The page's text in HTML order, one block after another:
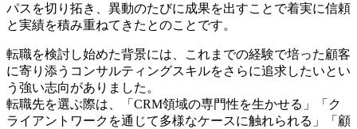
パスを切り拓き、異動のたびに成果を出すことで着実に信頼
と実績を積み重ねてきたとのことです。
転職を検討し始めた背景には、これまでの経験で培った顧客
に寄り添うコンサルティングスキルをさらに追求したいとい
う強い志向がありました。
転職先を選ぶ際は、「CRM領域の専門性を生かせる」「ク
ライアントワークを通じて多様なケースに触れられる」「顧